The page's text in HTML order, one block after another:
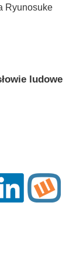
Ryunosuke
ludowe